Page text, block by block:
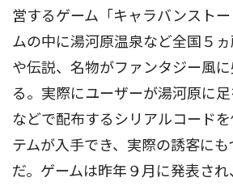
営するゲーム「キャラバンスト
ムの中に湯河原温泉など全国５
や伝説、名物がファンタジー風
る。実際にユーザーが湯河原に
などで配布するシリアルコード
テムが入手でき、実際の誘客に
だ。ゲームは昨年９月に発表さ